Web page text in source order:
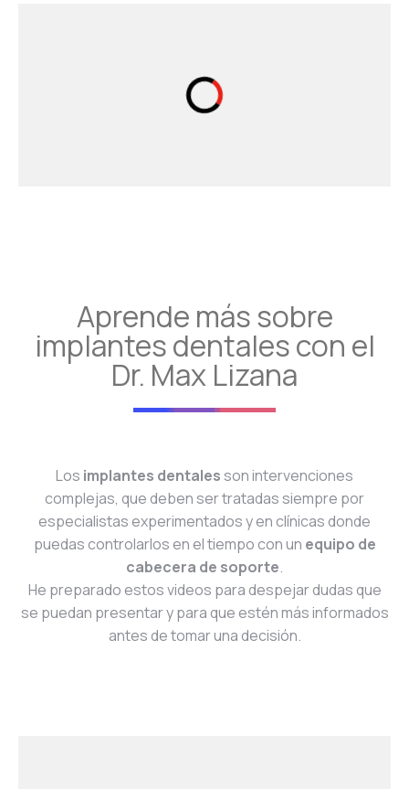
Aprende más sobre
implantes dentales con el
Dr. Max Lizana
Los implantes dentalesson intervenciones
complejas, que deben ser tratadas siempre por
especialistas experimentados y en clínicas donde
puedas controlarlos en el tiempo con un equipo de
cabecera de soporte.
He preparado estos videos para despejar dudas que
se puedan presentar y para que estén más informados
antes de tomar una decisión.